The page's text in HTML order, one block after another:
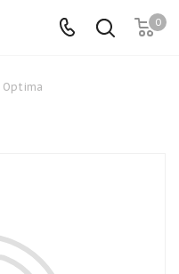
0
Optima